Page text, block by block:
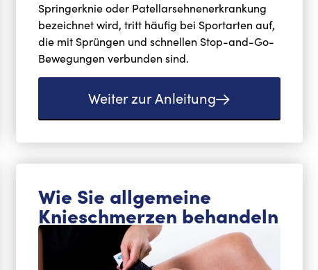
Springerknie oder Patellarsehnenerkrankung
bezeichnet wird, tritt häufig bei Sportarten auf,
die mit Sprüngen und schnellen Stop-and-Go-
Bewegungen verbunden sind.
Weiter zur Anleitung
Wie Sie allgemeine
Knieschmerzen behandeln